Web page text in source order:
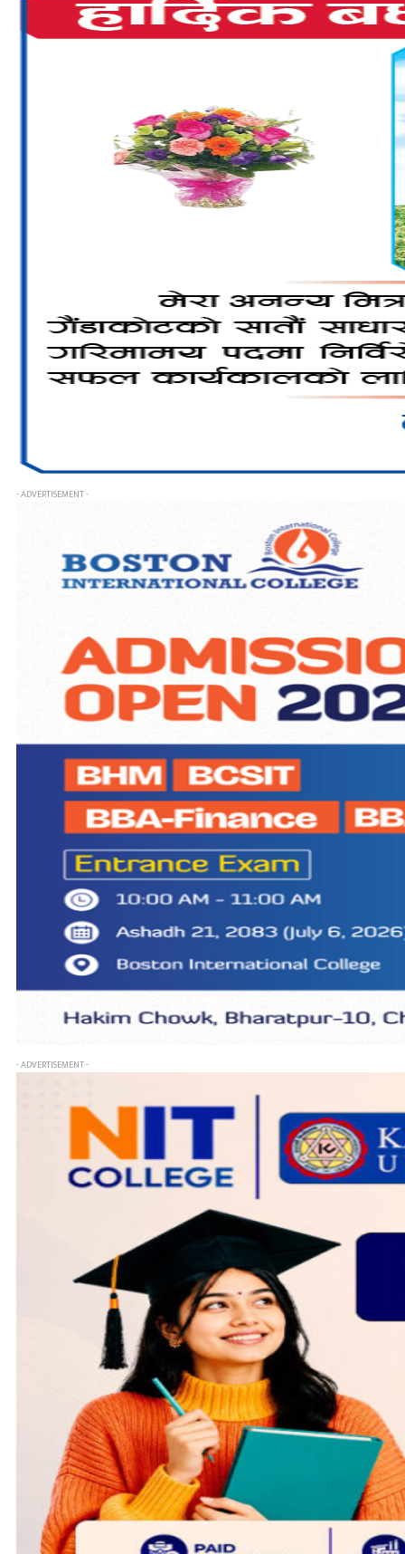
- ADVERTISEMENT -
- ADVERTISEMENT -